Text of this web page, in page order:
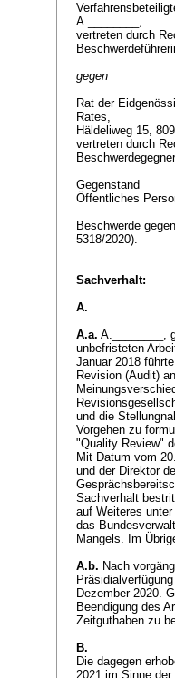
A.________,
vertreten durch
gegen
Rat der
Rates,
Häldeliweg 15,
vertreten durch
Gegenstand
Öffentliches
Beschwerde
5318/2020).
Sachverhalt:
A.
A.a. A.________,
unbefristeten
Januar 2018
Revision (Audit)
und die
Vorgehen zu
"Quality Review"
Mit Datum vom
und der Direktor
Sachverhalt
auf Weiteres
das
Mangels. Im
A.b. Nach
Dezember 2020.
Beendigung des
Zeitguthaben zu
B.
Die dagegen
2021 im Sinne